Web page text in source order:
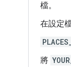
檔。
在設定
將